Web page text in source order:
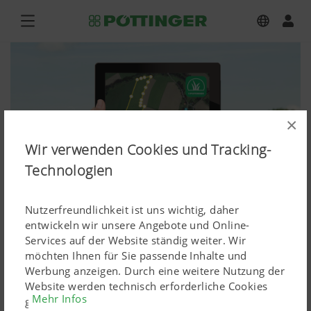
×
Wir verwenden Cookies und Tracking-
Technologien
Nutzerfreundlichkeit ist uns wichtig, daher
entwickeln wir unsere Angebote und Online-
Services auf der Website ständig weiter. Wir
möchten Ihnen für Sie passende Inhalte und
Werbung anzeigen. Durch eine weitere Nutzung der
Website werden technisch erforderliche Cookies
gesetzt. Personenbezogene Google-Marketing-
Mehr Infos
HARVEST ASSIST
Bilddownload hochauflösend
Bitte beachten Sie, dass Grafiken, Videos und Texte dem
Urheberrecht unterliegen. Gerne können diese von Ihnen